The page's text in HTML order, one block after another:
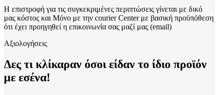
Η επιστροφή για τις συγκεκριμένες περιπτώσεις γίνεται με δικό
μας κόστος και Μόνο με την courier Center με βασική προϋπόθεση
ότι έχει προηγηθεί η επικοινωνία σας μαζί μας (email)
Αξιολογήσεις
Δες τι κλίκαραν όσοι είδαν το ίδιο προϊόν
με εσένα!